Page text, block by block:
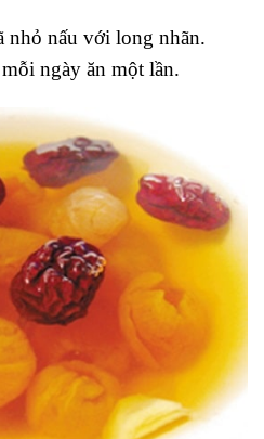
nhỏ nấu với long nhãn.
ngày ăn một lần.